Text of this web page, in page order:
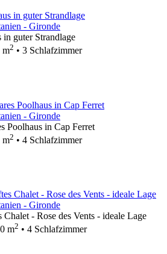
- Gironde
guter Strandlage
m2 • 3 Schlafzimmer
- Gironde
Poolhaus in Cap Ferret
m2 • 4 Schlafzimmer
- Gironde
- Rose des Vents - ideale Lage
m2 • 4 Schlafzimmer